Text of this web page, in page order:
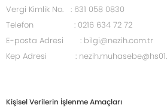
Vergi Kimlik No. : 631 058 0830
Telefon : 0216 634 72 72
E-posta Adresi : bilgi@nezih.com.tr
Kep Adresi :
Kişisel Verilerin İşlenme Amaçları